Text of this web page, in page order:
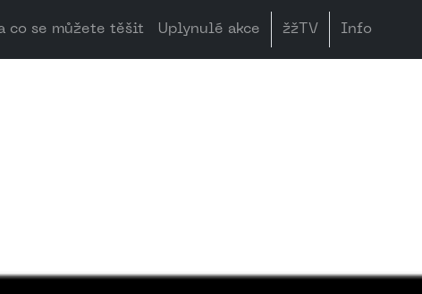
co se můžete těšit Uplynulé akce žžTV Info